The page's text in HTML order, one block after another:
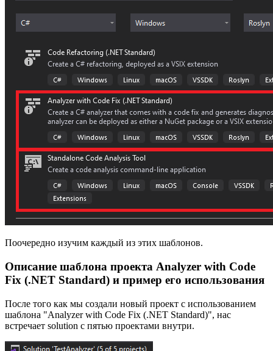
Поочередно изучим каждый из этих шаблонов.
Описание шаблона проекта Analyzer with Code
Fix (.NET Standard) и пример его использования
После того как мы создали новый проект с использованием
шаблона "Analyzer with Code Fix (.NET Standard)", нас
встречает solution с пятью проектами внутри.